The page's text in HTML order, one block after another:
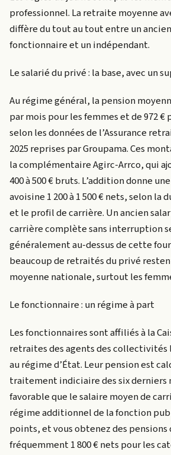
professionnel. La retraite moyenne
diffère du tout au tout entre un
fonctionnaire et un indépendant.
Le salarié du privé : la base, avec un
Au régime général, la pension
par mois pour les femmes et de 972 €
selon les données de l’Assurance
2025 reprises par Groupama. Ces
la complémentaire Agirc-Arrco, qui
400 à 500 € bruts. L’addition donne
avoisine 1 200 à 1 500 € nets, selon la
et le profil de carrière. Un ancien
carrière complète sans interruption
généralement au-dessus de cette
beaucoup de retraités du privé
moyenne nationale, surtout les
Le fonctionnaire : un régime à part
Les fonctionnaires sont affiliés à la
retraites des agents des collectivités
au régime d’État. Leur pension est
traitement indiciaire des six derniers
favorable que le salaire moyen de
régime additionnel de la fonction
points, et vous obtenez des pensions
fréquemment 1 800 € nets pour les